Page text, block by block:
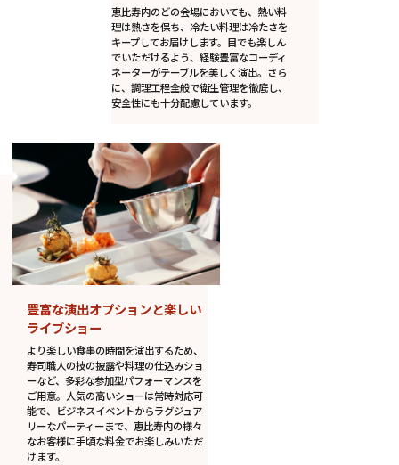
恵比寿内のどの会場においても、熱い料
理は熱さを保ち、冷たい料理は冷たさを
キープしてお届けします。目でも楽しん
でいただけるよう、経験豊富なコーディ
ネーターがテーブルを美しく演出。さら
に、調理工程全般で衛生管理を徹底し、
安全性にも十分配慮しています。
豊富な演出オプションと楽しい
ライブショー
より楽しい食事の時間を演出するため、
寿司職人の技の披露や料理の仕込みショ
ーなど、多彩な参加型パフォーマンスを
ご用意。人気の高いショーは常時対応可
能で、ビジネスイベントからラグジュア
リーなパーティーまで、恵比寿内の様々
なお客様に手頃な料金でお楽しみいただ
けます。